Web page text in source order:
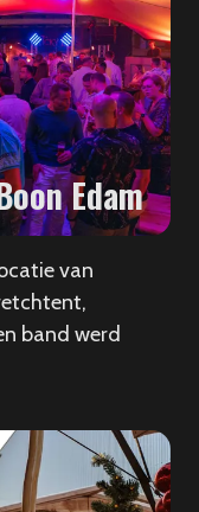
Edam
van
band werd